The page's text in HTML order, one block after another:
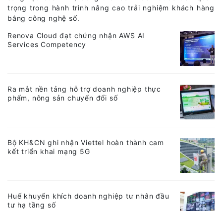
trọng trong hành trình nâng cao trải nghiệm khách hàng
bằng công nghệ số.
Renova Cloud đạt chứng nhận AWS AI
Services Competency
Ra mắt nền tảng hỗ trợ doanh nghiệp thực
phẩm, nông sản chuyển đổi số
Bộ KH&CN ghi nhận Viettel hoàn thành cam
kết triển khai mạng 5G
Huế khuyến khích doanh nghiệp tư nhân đầu
tư hạ tầng số